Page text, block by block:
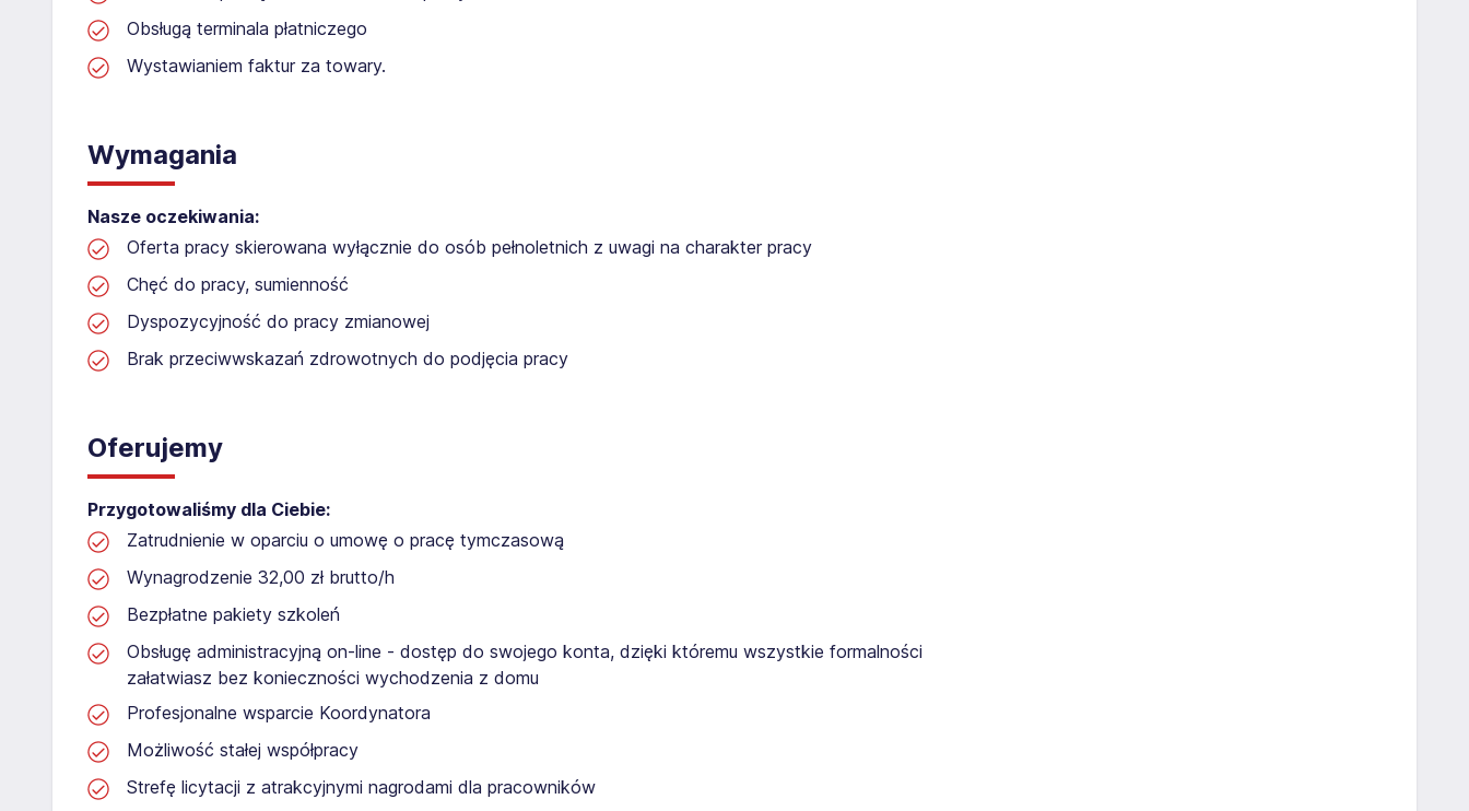
Obsługą terminala płatniczego
Wystawianiem faktur za towary.
Wymagania
Nasze oczekiwania:
Oferta pracy skierowana wyłącznie do osób pełnoletnich z uwagi na charakter pracy
Chęć do pracy, sumienność
Dyspozycyjność do pracy zmianowej
Brak przeciwwskazań zdrowotnych do podjęcia pracy
Oferujemy
Przygotowaliśmy dla Ciebie:
Zatrudnienie w oparciu o umowę o pracę tymczasową
Wynagrodzenie 32,00 zł brutto/h
Bezpłatne pakiety szkoleń
Obsługę administracyjną on-line - dostęp do swojego konta, dzięki któremu wszystkie formalności
załatwiasz bez konieczności wychodzenia z domu
Profesjonalne wsparcie Koordynatora
Możliwość stałej współpracy
Strefę licytacji z atrakcyjnymi nagrodami dla pracowników